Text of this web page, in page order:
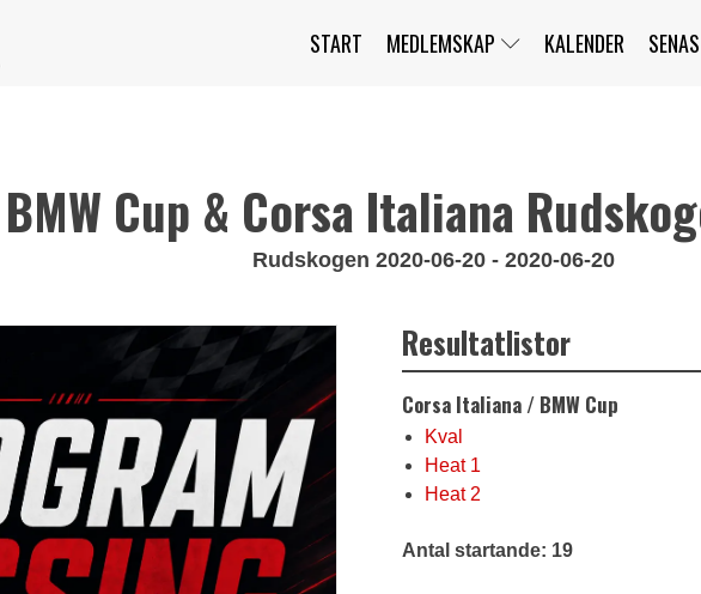
START MEDLEMSKAP KALENDER
BMW Cup & Corsa Italiana
Rudskogen 2020-06-20 - 2020-06-20
Resultatlistor
Corsa Italiana / BMW Cup
Kval
Heat 1
Heat 2
Antal startande: 19